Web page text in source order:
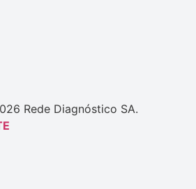
Rede Diagnóstico SA.